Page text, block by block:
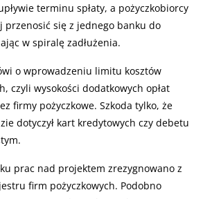
terminu spłaty, a pożyczkobiorcy
przenosić się z jednego banku do
w spiralę zadłużenia.
o wprowadzeniu limitu kosztów
czyli wysokości dodatkowych opłat
firmy pożyczkowe. Szkoda tylko, że
dotyczył kart kredytowych czy debetu
prac nad projektem zrezygnowano z
firm pożyczkowych. Podobno